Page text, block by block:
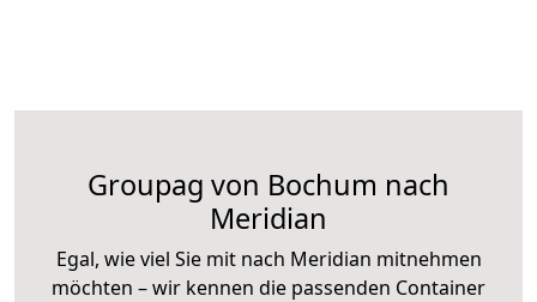
Groupag von Bochum nach
Meridian
Egal, wie viel Sie mit nach Meridian mitnehmen
möchten – wir kennen die passenden Container